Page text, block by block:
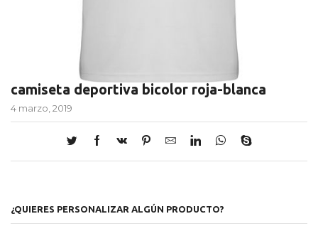
camiseta deportiva bicolor roja-blanca
4 marzo, 2019
¿QUIERES PERSONALIZAR ALGÚN PRODUCTO?